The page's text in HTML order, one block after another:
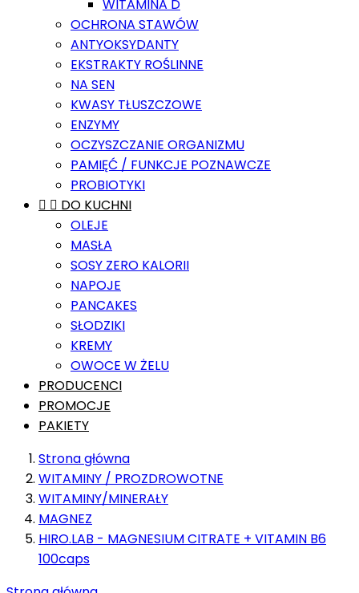
WITAMINA D
OCHRONA STAWÓW
ANTYOKSYDANTY
EKSTRAKTY ROŚLINNE
NA SEN
KWASY TŁUSZCZOWE
ENZYMY
OCZYSZCZANIE ORGANIZMU
PAMIĘĆ / FUNKCJE POZNAWCZE
PROBIOTYKI
  DO KUCHNI
OLEJE
MASŁA
SOSY ZERO KALORII
NAPOJE
PANCAKES
SŁODZIKI
KREMY
OWOCE W ŻELU
PRODUCENCI
PROMOCJE
PAKIETY
Strona główna
WITAMINY / PROZDROWOTNE
WITAMINY/MINERAŁY
MAGNEZ
HIRO.LAB - MAGNESIUM CITRATE + VITAMIN B6
100caps